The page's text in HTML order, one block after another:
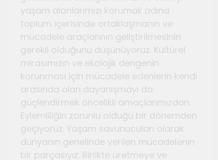
yangınlarına karşı önlem ve
dayanışma toplantısı yapıldı
Temmuz 21, 2026
Genç Gazeteciler için Kültür
ve Sanat Haberciliği Notları
Temmuz 17, 2026
Renklerin sesini duyan
adam: Kandinsky ile sıra dışı
bir senfoni
Temmuz 2, 2026
Tuvalin ötesindeki sonsuz
döngü
yaşam alanlarımızı korumak adına
toplum içerisinde ortaklaşmanın ve
mücadele araçlarının geliştirilmesinin
gerekli olduğunu düşünüyoruz. Kültürel
mirasımızın ve ekolojik dengenin
korunması için mücadele edenlerin kendi
arasında olan dayanışmayı da
güçlendirmek öncelikli amaçlarımızdan.
Eylemliliğin zorunlu olduğu bir dönemden
geçiyoruz. Yaşam savunucuları olarak
dünyanın genelinde verilen mücadelenin
bir parçasıyız. Birlikte üretmeye ve